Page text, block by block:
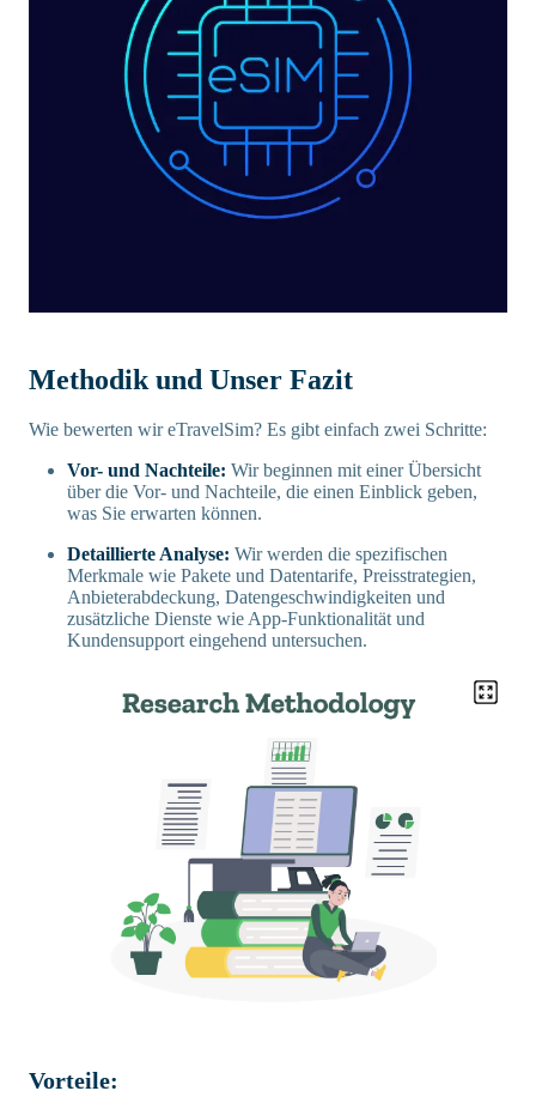
Methodik und Unser Fazit
Wie bewerten wir eTravelSim? Es gibt einfach zwei Schritte:
Vor- und Nachteile: Wir beginnen mit einer Übersicht
über die Vor- und Nachteile, die einen Einblick geben,
was Sie erwarten können.
Detaillierte Analyse: Wir werden die spezifischen
Merkmale wie Pakete und Datentarife, Preisstrategien,
Anbieterabdeckung, Datengeschwindigkeiten und
zusätzliche Dienste wie App-Funktionalität und
Kundensupport eingehend untersuchen.
Vorteile: